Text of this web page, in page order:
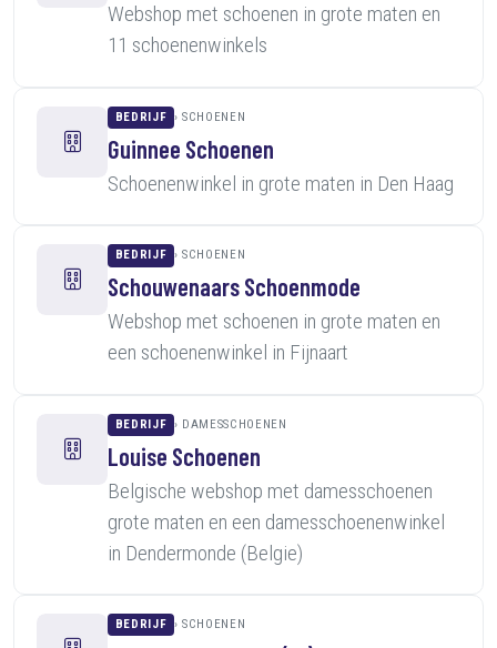
Webshop met schoenen in grote maten en
11 schoenenwinkels
BEDRIJF SCHOENEN
Guinnee Schoenen
Schoenenwinkel in grote maten in Den Haag
BEDRIJF SCHOENEN
Schouwenaars Schoenmode
Webshop met schoenen in grote maten en
een schoenenwinkel in Fijnaart
BEDRIJF DAMESSCHOENEN
Louise Schoenen
Belgische webshop met damesschoenen
grote maten en een damesschoenenwinkel
in Dendermonde (Belgie)
BEDRIJF SCHOENEN